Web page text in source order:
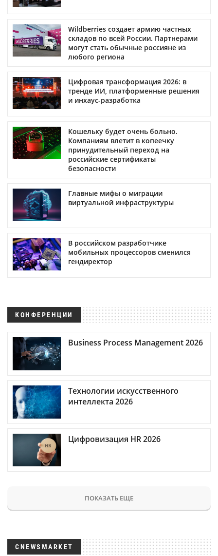
Wildberries создает армию частных
складов по всей России. Партнерами
могут стать обычные россияне из
любого региона
Цифровая трансформация 2026: в
тренде ИИ, платформенные решения
и инхаус-разработка
Кошельку будет очень больно.
Компаниям влетит в копеечку
принудительный переход на
российские сертификаты
безопасности
Главные мифы о миграции
виртуальной инфраструктуры
В российском разработчике
мобильных процессоров сменился
гендиректор
КОНФЕРЕНЦИИ
Business Process Management 2026
Технологии искусственного
интеллекта 2026
Цифровизация HR 2026
ПОКАЗАТЬ ЕЩЕ
CNEWSMARKET